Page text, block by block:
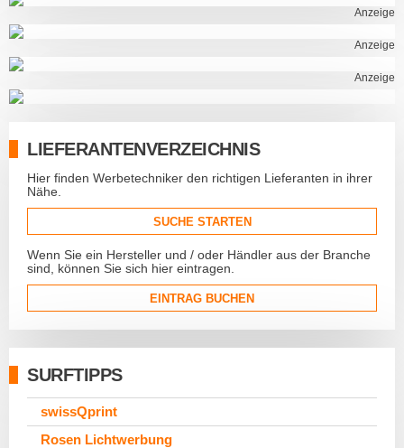
Anzeige
Anzeige
Anzeige
LIEFERANTENVERZEICHNIS
Hier finden Werbetechniker den richtigen Lieferanten in ihrer
Nähe.
SUCHE STARTEN
Wenn Sie ein Hersteller und / oder Händler aus der Branche
sind, können Sie sich hier eintragen.
EINTRAG BUCHEN
SURFTIPPS
swissQprint
Rosen Lichtwerbung